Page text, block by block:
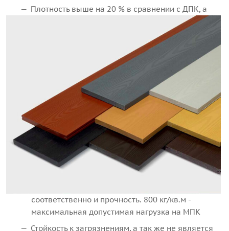
Плотность выше на 20 % в сравнении с ДПК, а
соответственно и прочность. 800 кг/кв.м -
максимальная допустимая нагрузка на МПК
Стойкость к загрязнениям, а так же не является